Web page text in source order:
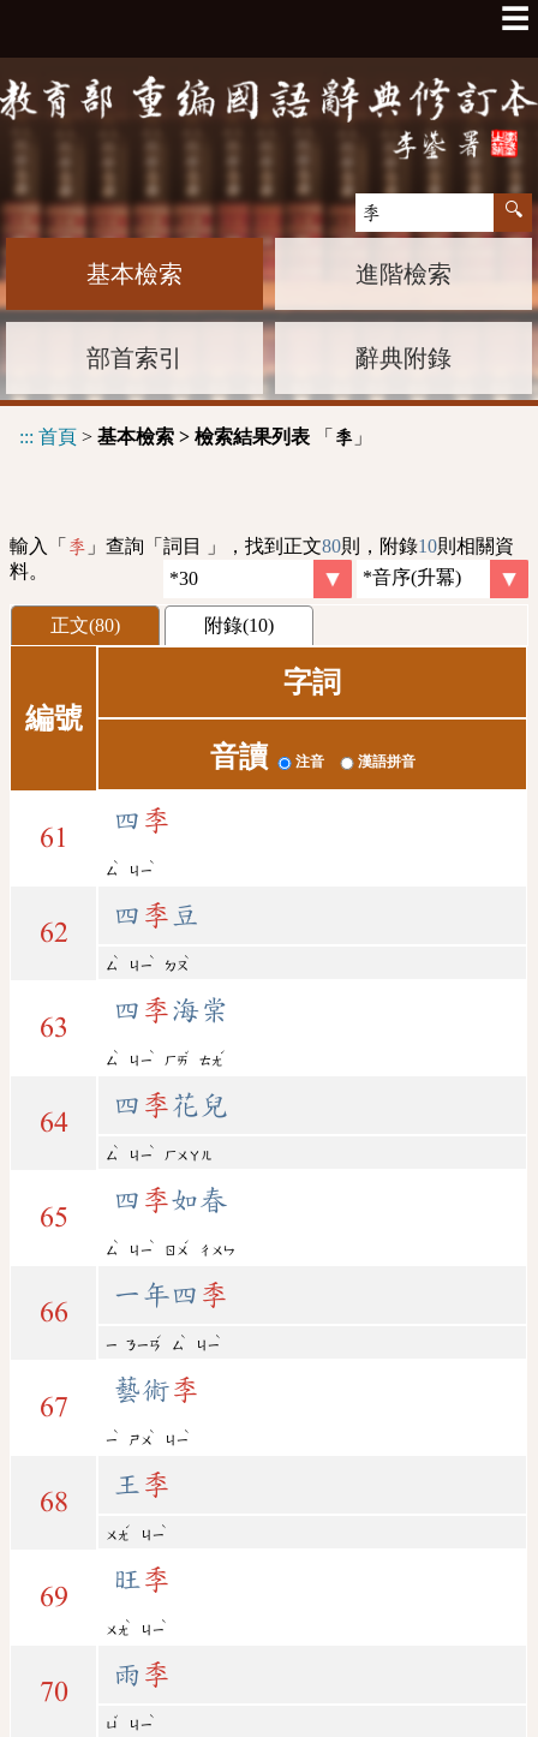
☰
基本檢索 進階檢索
部首索引 辭典附錄
::: 首頁 > 基本檢索 > 檢索結果列表 「 季 」
輸入「 季 」查詢「詞目 」，找到正文80則，附錄10則相關資
料。
正文(80) 附錄(10)
編號
字詞
音讀 注音 漢語拼音
61
四 季
ㄙ
ˋ
ㄐㄧ
ˋ
62
四 季 豆
ㄙ
ˋ
ㄐㄧ
ˋ
ㄉㄡ
ˋ
63
四 季海棠
ㄙ
ˋ
ㄐㄧ
ˋ
ㄏㄞ
ˇ
ㄊㄤ
ˊ
64
四 季花兒
ㄙ
ˋ
ㄐㄧ
ˋ
ㄏㄨㄚㄦ
65
四 季如春
ㄙ
ˋ
ㄐㄧ
ˋ
ㄖㄨ
ˊ
ㄔㄨㄣ
66
一年四 季
ㄧ ㄋㄧㄢ
ˊ
ㄙ
ˋ
ㄐㄧ
ˋ
67
藝術季
ㄧ
ˋ
ㄕㄨ
ˋ
ㄐㄧ
ˋ
68
王 季
ㄨㄤ
ˊ
ㄐㄧ
ˋ
69
旺季
ㄨㄤ
ˋ
ㄐㄧ
ˋ
70
雨 季
ㄩ
ˇ
ㄐㄧ
ˋ